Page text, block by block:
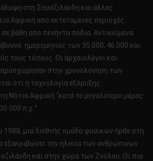
στη Σουαζιλάνδη και άλλες
Αφρική από εκτεταμένες περιοχές
βάθη από πενήντα πόδια. Αντικείμενα
ημερομηνίες των 35.000, 46.000 και
τους τόπους. Οι αρχαιολόγοι και
στην χρονολόγηση των
ότι η τεχνολογία εξόρυξης
Νότια Αφρική “κατά το μεγαλύτερο μέρος
π.χ.”
1988, μια διεθνής ομάδα φυσικών ήρθε στη
εξακριβώσει την ηλικία των ανθρώπινων
και στην χώρα των Ζούλου. Οι πιο